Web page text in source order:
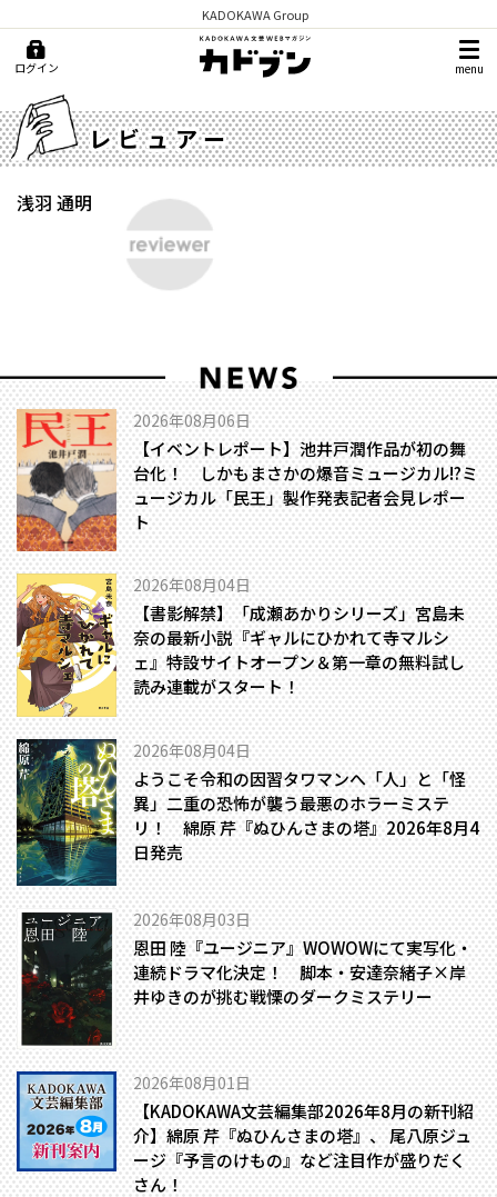
KADOKAWA Group
ログイン menu
レビュアー
浅羽 通明
2026年08月06日
【イベントレポート】池井戸潤作品が初の舞
台化！ しかもまさかの爆音ミュージカル!?――ミ
ュージカル「民王」製作発表記者会見レポー
ト
2026年08月04日
【書影解禁】「成瀬あかりシリーズ」宮島未
奈の最新小説『ギャルにひかれて寺マルシ
ェ』特設サイトオープン＆第一章の無料試し
読み連載がスタート！
2026年08月04日
ようこそ令和の因習タワマンへ――「人」と「怪
異」二重の恐怖が襲う最悪のホラーミステ
リ！ 綿原 芹『ぬひんさまの塔』2026年8月4
日発売
2026年08月03日
恩田 陸『ユージニア』WOWOWにて実写化・
連続ドラマ化決定！ 脚本・安達奈緒子×岸
井ゆきのが挑む戦慄のダークミステリー
2026年08月01日
【KADOKAWA文芸編集部2026年8月の新刊紹
介】綿原 芹『ぬひんさまの塔』、 尾八原ジュ
ージ『予言のけもの』など注目作が盛りだく
さん！